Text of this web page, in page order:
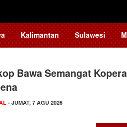
Kalimantan Sulawesi
Daya Saing
- JUMAT, 7 AGU 2026